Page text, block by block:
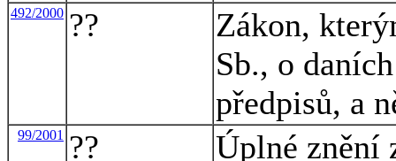
492/2000 ??
Zákon,
Sb., o
předpisů, a
99/2001 ?? Úplné znění